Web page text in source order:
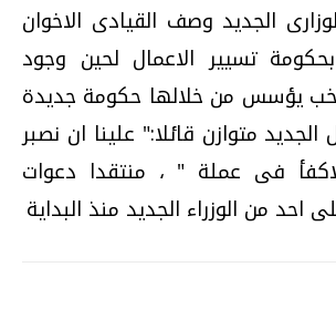
الجديد وصف القيادى الاخوان
تسيير الاعمال لحين وجود
يؤسس من خلالها حكومة جديدة
الجديد متوازن قائلا:" علينا ان نصبر
فى عملة " ، منتقدا دعوات
احد من الوزراء الجديد منذ البداية